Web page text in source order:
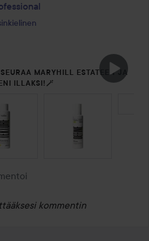
MARYHILL ESTATEEN JA
ILLAKSI!🪄
kommentin